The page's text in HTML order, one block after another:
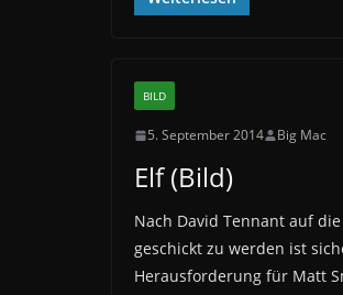
BILD
5. September 2014 Big Mac
Elf (Bild)
Nach David Tennant auf
geschickt zu werden ist
Herausforderung für Matt